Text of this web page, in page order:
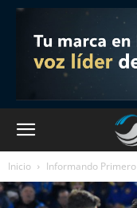
Inicio Informando Primero